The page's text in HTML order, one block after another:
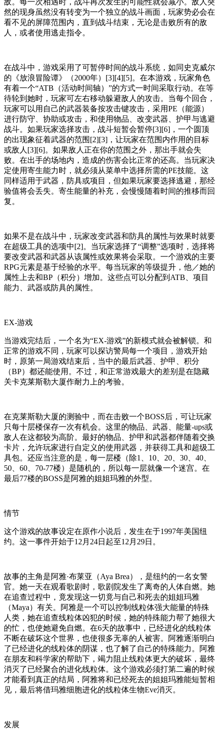
敌。每一次相遇时，战斗再次发生的可能性就会减小。敌人突
然的现身虽然没有转变为一个独立的战斗画面，玩家势必会在
看不见的屏障范围内，直到战斗结束，无论是击败所有的敌
人，或者使用逃走指令。
在战斗中，游戏采用了可暂停时间的战斗系统，如同史克威尔
的《放浪冒险谭》（2000年）[3][4][5]。在本游戏，玩家角色
有着一个“ATB（活动时间轴）”的方式一时间采取行动。在等
待轮到她时，玩家可左右移动躲避敌人的攻击。当每个回合，
玩家可以用自己的武器装备按攻击键攻击，采用PE（能源）
进行防守、协助或攻击，和使用物品、改变武器、护甲与逃避
战斗。如果玩家选择攻击，战斗短暂会暂停[3][6]，一个圆顶
的出现象征着武器的范围[2][3]，让玩家在范围内作用的目标
或敌人[3][6]。如果敌人正在你的范围之外，那出手就会失
败。在出手的场地内，造成的伤害会比正常的还高。当玩家决
定使用寄生能力时，就必须从菜单中选择所需的PE技能。这
同样适用于武器，防具或项目，但如果玩家要选择逃避，那经
验值将会丢失。寄生能量的补充，会慢慢随着时间的推移而回
复。
如果不是在战斗中，玩家改变武器和防具的属性与效果时就要
在超级工具的选项中[2]。当玩家选择了“调整”选项时，选择将
要改变武器和武器从该属性或效果将会采取。一个游戏的主要
RPG元素是基于经验的水平。每当玩家的等级提升，他／她的
属性上去和BP（积分）增加。这些点可以分配到ATB、项目
能力、武器或防具的属性。
EX-游戏
当游戏完结后，一个名为“EX-游戏”的新模式就会被解锁。和
正常的游戏不同，玩家可以探访警局每一个项目，游戏开始
时，原第一局游戏结束后，当中的最后武器、护甲、积分
（BP）都还能使用。不过，和正常游戏最大的差别是在隐藏
关卡克莱斯勒大厦作耐力上的考验。
在克莱斯勒大厦的测验中，而在击败一个BOSS后，可让玩家
只每十层楼保存一次有机会。这里的物品、武器、能量-ups或
敌人在这都较为高阶。最好的物品、护甲和武器都伴随着交换
卡片，允许玩家进行自定义的使用武器，并获得工具和超级工
具包。还应当注意的是，每一层楼（除1、10、20、30、40、
50、60、70-77楼）是随机的，所以每一层就像一个迷宫。在
最后77楼的BOSS是阿雅的姐姐玛雅的外型。
情节
这个游戏的故事设定在原作小说后，发生在于1997年美国纽
约。这一事件开始于12月24日起至12月29日。
故事的主角是阿雅·布莱亚（Aya Brea），是纽约的一名女警
官。她一天在观看歌剧时，歌剧院发生了离奇的人体自燃。她
在追查过程中，竟发现这一切竟与自己和死去的姐姐玛雅
（Maya）有关。阿雅是一个可以控制线粒体强大能量的特殊
人类，她在追查线粒体凶犯的时候，她的特殊能力帮了她很大
的忙，也使她避免自燃。在6天的故事中，已经进化的线粒体
不断在破坏这个世界，也使很多无辜的人被害。阿雅逐渐明白
了已经进化的线粒体的阴谋，也了解了自己的特殊能力。阿雅
在朋友和科学家的帮助下，竭力阻止线粒体更大的破坏，最终
消灭了已经聚合的进化线粒体。这个游戏必须打第二遍的时候
才能看到真正的结局，阿雅将和已经死去的姐姐玛雅能短暂相
见，最后将借玛雅细胞进化的线粒体生物Eve消灭。
发展